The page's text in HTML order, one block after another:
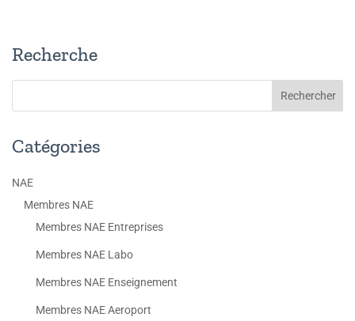
Recherche
Catégories
NAE
Membres NAE
Membres NAE Entreprises
Membres NAE Labo
Membres NAE Enseignement
Membres NAE Aeroport